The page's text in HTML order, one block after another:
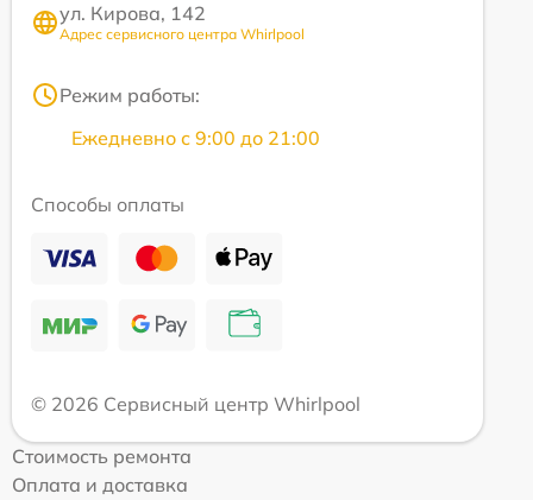
ул. Кирова, 142
Адрес сервисного центра Whirlpool
Режим работы:
Ежедневно с 9:00 до 21:00
Способы оплаты
© 2026 Сервисный центр Whirlpool
Стоимость ремонта
Оплата и доставка